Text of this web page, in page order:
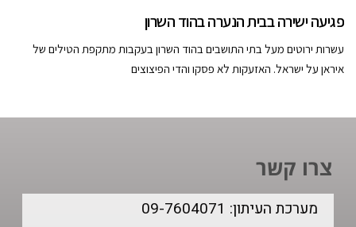
פגיעה ישירה בבית הנערה בהוד השרון
עשרות ירוטים מעל בתי התושבים בהוד השרון בעקבות מתקפת הטילים של
איראן על ישראל. האזעקות לא פסקו והדי הפיצוצים
צרו קשר
מערכת העיתון: 09-7604071